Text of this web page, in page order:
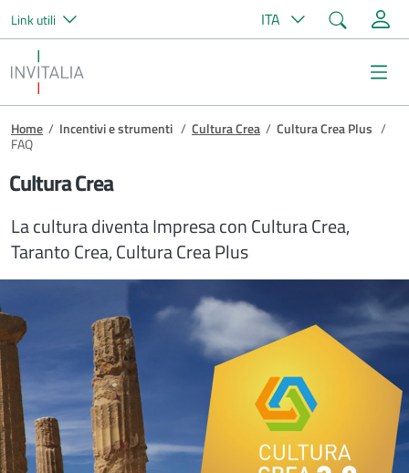
Salta al contenuto principale
Link utili ITA Cerca
Invitalia
Briciole di pane
Home / Incentivi e strumenti / Cultura Crea / Cultura Crea Plus /
FAQ
Cultura Crea
La cultura diventa Impresa con Cultura Crea,
Taranto Crea, Cultura Crea Plus